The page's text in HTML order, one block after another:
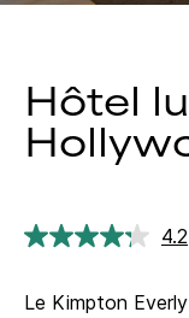
Hôtel
4.2
Le Kimpton